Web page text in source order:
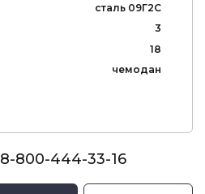
сталь 09Г2С
3
18
чемодан
8-800-444-33-16